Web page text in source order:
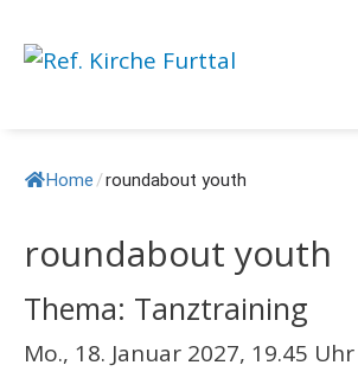
zum
Home/roundabout youth
roundabout youth
Thema: Tanztraining
Mo., 18. Januar 2027, 19.45 Uhr